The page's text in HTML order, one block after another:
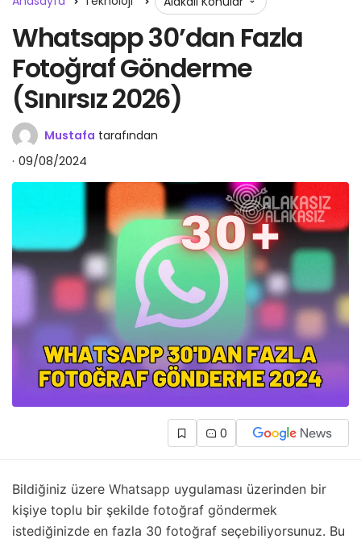
Whatsapp 30’dan Fazla
Fotoğraf Gönderme
(Sınırsız 2026)
Mustafa tarafından
09/08/2024
0
Bildiğiniz üzere Whatsapp uygulaması üzerinden bir
kişiye toplu bir şekilde fotoğraf göndermek
istediğinizde en fazla 30 fotoğraf seçebiliyorsunuz. Bu